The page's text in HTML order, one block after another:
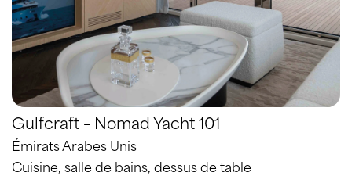
Gulfcraft – Nomad Yacht 101
Émirats Arabes Unis
Cuisine, salle de bains, dessus de table